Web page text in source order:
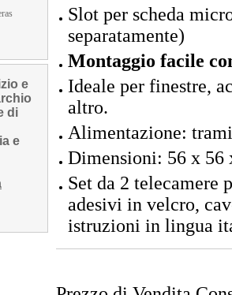
e
di
e
Slot per scheda
separatamente)
Montaggio facile
Ideale per finestre,
altro.
Alimentazione:
Dimensioni: 56 x 56
Set da 2 telecamere
adesivi in velcro,
istruzioni in lingua